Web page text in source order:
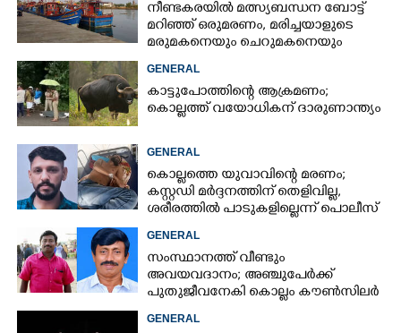
നീണ്ടകരയിൽ മത്സ്യബന്ധന ബോട്ട്
മറിഞ്ഞ്​ ഒരുമരണം,​ മരിച്ചയാളുടെ
മരുമകനെയും ചെറുമകനെയും
കാണാനില്ല
GENERAL
കാട്ടുപോത്തിന്റെ ആക്രമണം;
കൊല്ലത്ത് വയോധികന് ദാരുണാന്ത്യം
GENERAL
കൊല്ലത്തെ യുവാവിന്റെ മരണം;
കസ്റ്റഡി മർദ്ദനത്തിന് തെളിവില്ല,
ശരീരത്തിൽ പാടുകളില്ലെന്ന് പൊലീസ്
GENERAL
സംസ്ഥാനത്ത് വീണ്ടും
അവയവദാനം; അഞ്ചുപേർക്ക്
പുതുജീവനേകി കൊല്ലം കൗൺസിലർ
ബി അജിത് കുമാർ
GENERAL